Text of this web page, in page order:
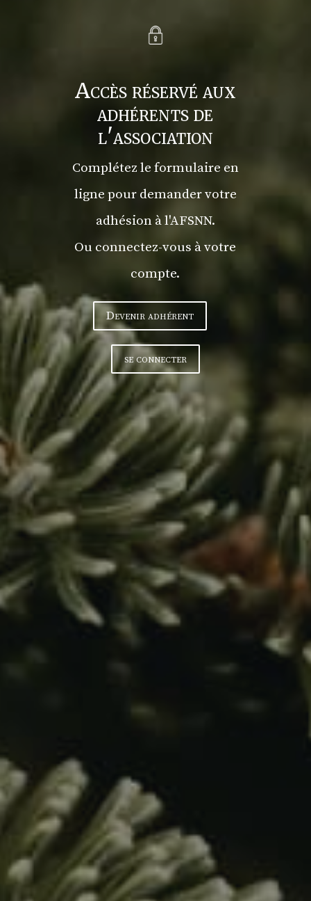
Accès réservé aux
adhérents de
l'association
Complétez le formulaire en
ligne pour demander votre
adhésion à l'AFSNN.
Ou connectez-vous à votre
compte.
Devenir adhérent
se connecter